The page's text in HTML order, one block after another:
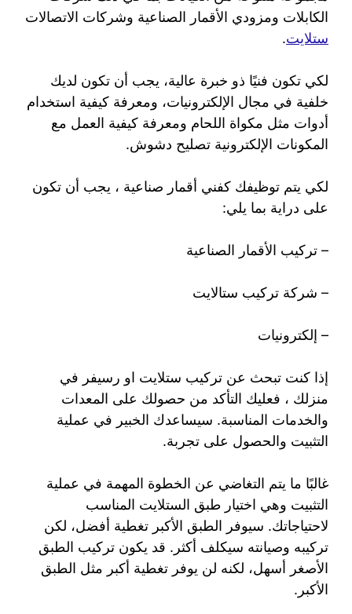
الكابلات ومزودي الأقمار الصناعية وشركات الاتصالات
ستلايت.
لكي تكون فنيًا ذو خبرة عالية، يجب أن تكون لديك
خلفية في مجال الإلكترونيات، ومعرفة كيفية استخدام
أدوات مثل مكواة اللحام ومعرفة كيفية العمل مع
المكونات الإلكترونية تصليح دشوش.
لكي يتم توظيفك كفني أقمار صناعية ، يجب أن تكون
على دراية بما يلي:
– تركيب الأقمار الصناعية
– شركة تركيب ستالايت
– إلكترونيات
إذا كنت تبحث عن تركيب ستلايت او رسيفر في
منزلك ، فعليك التأكد من حصولك على المعدات
والخدمات المناسبة. سيساعدك الخبير في عملية
التثبيت والحصول على تجربة.
غالبًا ما يتم التغاضي عن الخطوة المهمة في عملية
التثبيت وهي اختيار طبق الستلايت المناسب
لاحتياجاتك. سيوفر الطبق الأكبر تغطية أفضل، لكن
تركيبه وصيانته سيكلف أكثر. قد يكون تركيب الطبق
الأصغر أسهل، لكنه لن يوفر تغطية أكبر مثل الطبق
الأكبر.